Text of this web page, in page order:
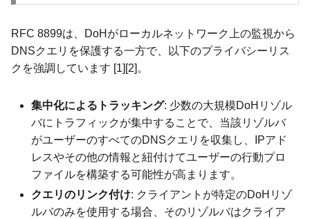
RFC 8899は、DoHがローカルネットワーク上の監視から
DNSクエリを保護する一方で、以下のプライバシーリス
クを強調しています [1][2]。
集中化によるトラッキング: 少数の大規模DoHリゾル
バにトラフィックが集中することで、当該リゾルバ
がユーザーのすべてのDNSクエリを収集し、IPアド
レスやその他の情報と紐付けてユーザーの行動プロ
ファイルを構築する可能性が高まります。
クエリのリンク付け: クライアントが特定のDoHリゾ
ルバのみを使用する場合、そのリゾルバはクライア